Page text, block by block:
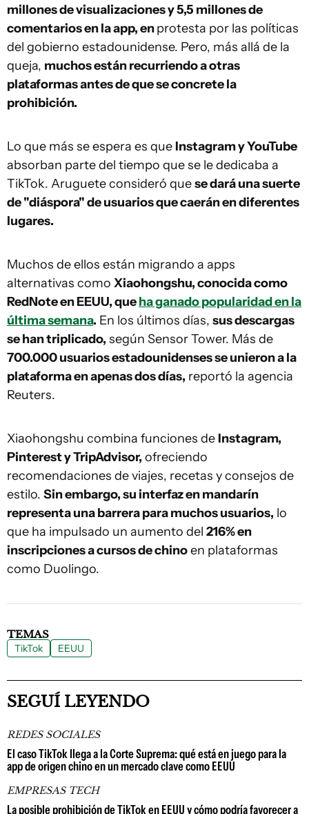
millones de visualizaciones y 5,5 millones de
comentarios en la app, enprotesta por las políticas
del gobierno estadounidense. Pero, más allá de la
queja, muchos están recurriendo a otras
plataformas antes de que se concrete la
prohibición.
Lo que más se espera es que Instagram y YouTube
absorban parte del tiempo que se le dedicaba a
TikTok. Aruguete consideró quese dará una suerte
de "diáspora" de usuarios que caerán en diferentes
lugares.
Muchos de ellos están migrando a apps
alternativas como Xiaohongshu, conocida como
RedNote en EEUU, queha ganado popularidad en la
última semana. En los últimos días, sus descargas
se han triplicado, según Sensor Tower. Más de
700.000 usuarios estadounidenses se unieron a la
plataforma en apenas dos días, reportó la agencia
Reuters.
Xiaohongshu combina funciones de Instagram,
Pinterest y TripAdvisor, ofreciendo
recomendaciones de viajes, recetas y consejos de
estilo. Sin embargo, su interfaz en mandarín
representa una barrera para muchos usuarios, lo
que ha impulsado un aumento del 216% en
inscripciones a cursos de chinoen plataformas
como Duolingo.
TEMAS
TikTok EEUU
SEGUÍ LEYENDO
REDES SOCIALES
El caso TikTok llega a la Corte Suprema: qué está en juego para la
app de origen chino en un mercado clave como EEUU
EMPRESAS TECH
La posible prohibición de TikTok en EEUU y cómo podría favorecer a